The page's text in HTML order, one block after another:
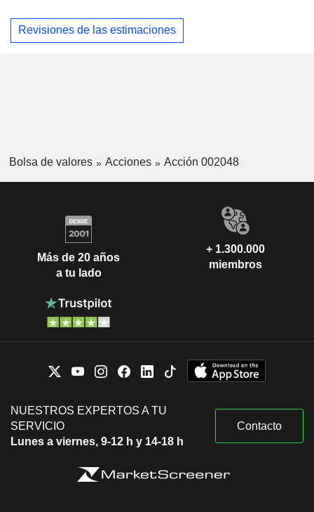
Revisiones de las estimaciones
Bolsa de valores Acciones Acción 002048
Más de 20 años
a tu lado
+ 1.300.000
miembros
NUESTROS EXPERTOS A TU
SERVICIO
Lunes a viernes, 9-12 h y 14-18 h
Contacto